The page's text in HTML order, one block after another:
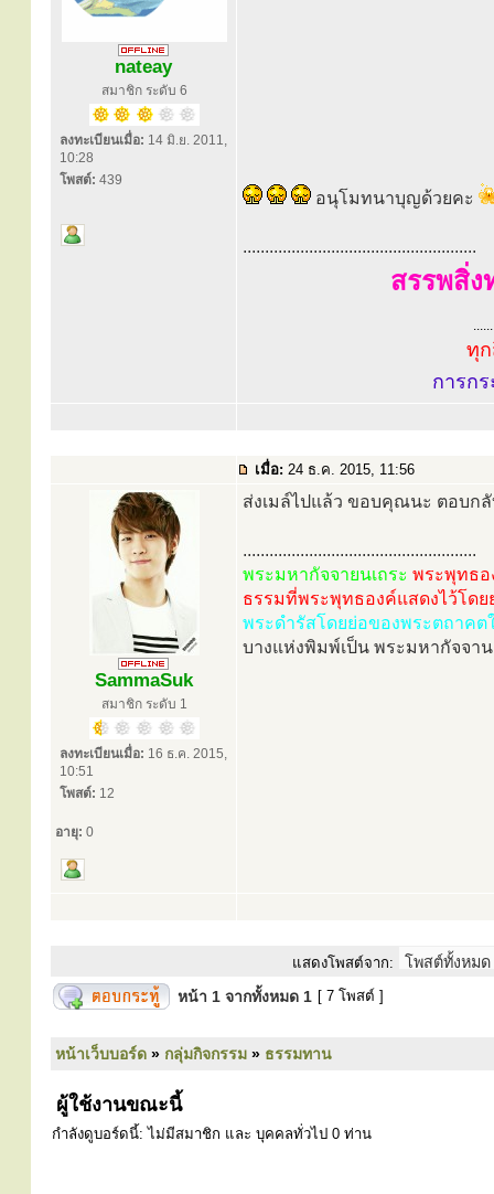
nateay
สมาชิก ระดับ 6
ลงทะเบียนเมื่อ: 14 มิ.ย. 2011,
10:28
โพสต์: 439
อนุโมทนาบุญด้วยคะ
.....................................................
สรรพสิ่
ทุ
การก
เมื่อ: 24 ธ.ค. 2015, 11:56
SammaSuk
สมาชิก ระดับ 1
ลงทะเบียนเมื่อ: 16 ธ.ค. 2015,
10:51
โพสต์: 12
อายุ: 0
ส่งเมล์ไปแล้ว ขอบคุณนะ ตอบก
.....................................................
พระมหากัจจายนเถระ พระพุทธอ
ธรรมที่พระพุทธองค์แสดงไว้โดย
พระดำรัสโดยย่อของพระตถาค
บางแห่งพิมพ์เป็น พระมหากัจจาน
แสดงโพสต์จาก:
หน้า 1 จากทั้งหมด 1 [ 7 โพสต์ ]
หน้าเว็บบอร์ด » กลุ่มกิจกรรม » ธรรมทาน
ผู้ใช้งานขณะนี้
กำลังดูบอร์ดนี้: ไม่มีสมาชิก และ บุคคลทั่วไป 0 ท่าน